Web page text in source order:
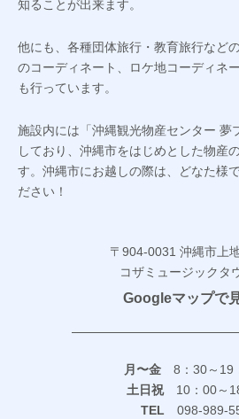
知ることが出来ます。
他にも、各種団体旅行・教育旅行など
のコーディネート、ロケ地コーディネ
も行っています。
施設内には「沖縄観光物産センター 夢
しており、沖縄市をはじめとした物産
す。沖縄市にお越しの際は、どなた様
ださい！
〒904-0031 沖縄市上
コザミュージックタ
Googleマップで
月〜金 8：30～19
土日祝10：00～
TEL 098-989-